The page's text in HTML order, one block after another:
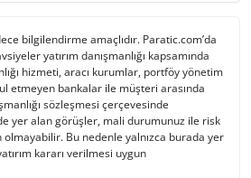
bilgilendirme amaçlıdır. Paratic.com’da
yatırım danışmanlığı kapsamında
hizmeti, aracı kurumlar, portföy yönetim
etmeyen bankalar ile müşteri arasında
sözleşmesi çerçevesinde
yer alan görüşler, mali durumunuz ile risk
Bu nedenle yalnızca burada yer
kararı verilmesi uygun